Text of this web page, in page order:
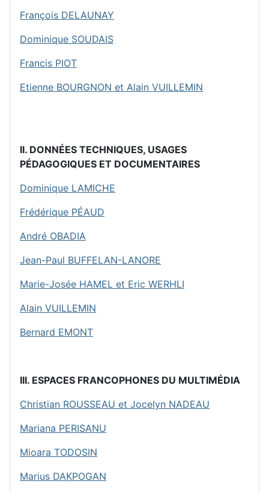
François DELAUNAY
Dominique SOUDAIS
Francis PIOT
Etienne BOURGNON et Alain VUILLEMIN
II. DONNÉES TECHNIQUES, USAGES
PÉDAGOGIQUES ET DOCUMENTAIRES
Dominique LAMICHE
Frédérique PÉAUD
André OBADIA
Jean-Paul BUFFELAN-LANORE
Marie-Josée HAMEL et Eric WERHLI
Alain VUILLEMIN
Bernard EMONT
III. ESPACES FRANCOPHONES DU MULTIMÉDIA
Christian ROUSSEAU et Jocelyn NADEAU
Mariana PERISANU
Mioara TODOSIN
Marius DAKPOGAN